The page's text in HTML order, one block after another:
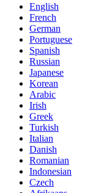
English
French
German
Portuguese
Spanish
Russian
Japanese
Korean
Arabic
Irish
Greek
Turkish
Italian
Danish
Romanian
Indonesian
Czech